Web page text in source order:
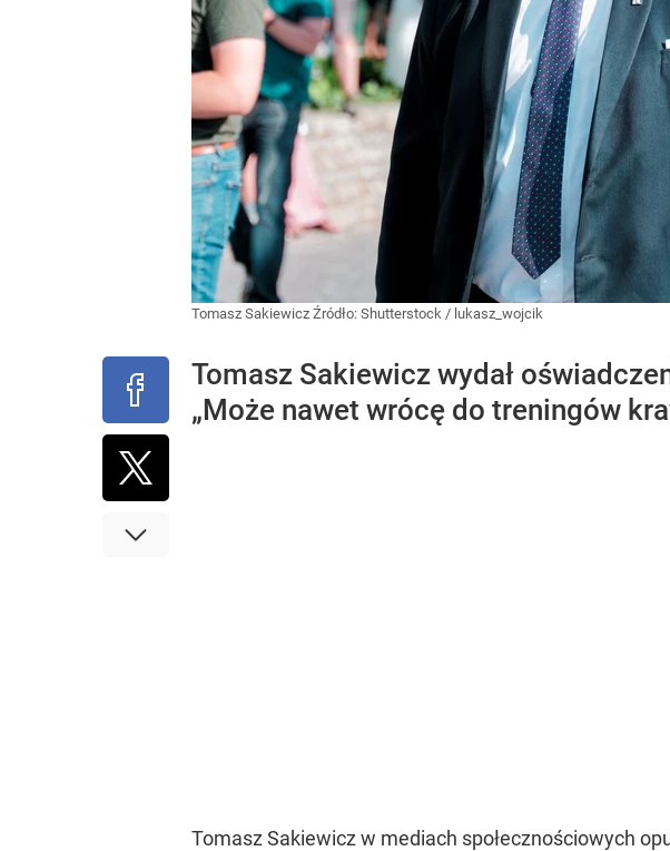
Tomasz Sakiewicz Źródło: Shutterstock / lukasz_wojcik
Tomasz Sakiewicz wydał
„Może nawet wrócę do treningów
Tomasz Sakiewicz w mediach społecznościowych